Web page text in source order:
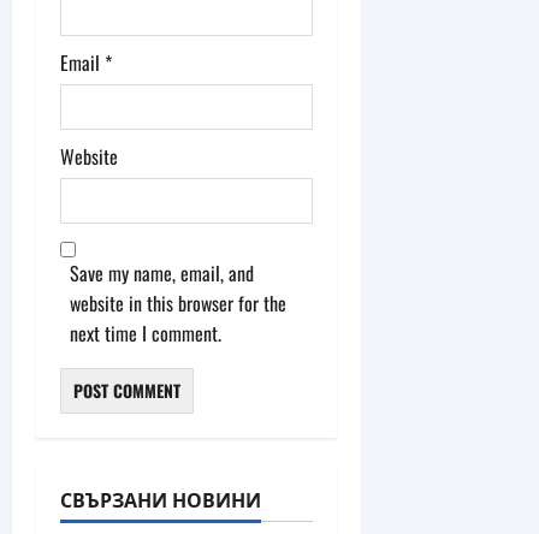
Email *
Website
Save my name, email, and
website in this browser for the
next time I comment.
СВЪРЗАНИ НОВИНИ